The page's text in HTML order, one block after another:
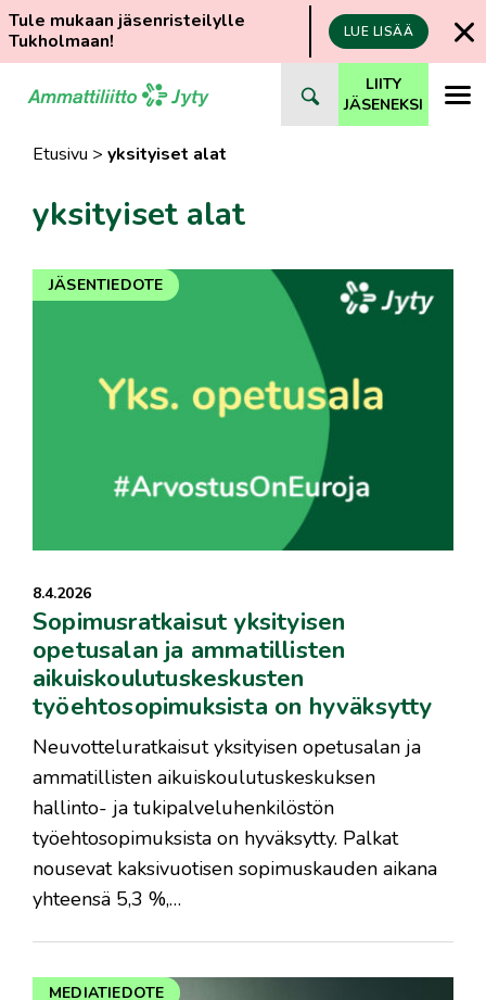
Tule mukaan jäsenristeilylle
Tukholmaan!
LUE LISÄÄ
suoraan
LIITY
JÄSENEKSI
Etusivu > yksityiset alat
yksityiset alat
JÄSENTIEDOTE
8.4.2026
Sopimusratkaisut yksityisen
opetusalan ja ammatillisten
aikuiskoulutuskeskusten
työehtosopimuksista on hyväksytty
Neuvotteluratkaisut yksityisen opetusalan ja
ammatillisten aikuiskoulutuskeskuksen
hallinto- ja tukipalveluhenkilöstön
työehtosopimuksista on hyväksytty. Palkat
nousevat kaksivuotisen sopimuskauden aikana
yhteensä 5,3 %,…
MEDIATIEDOTE